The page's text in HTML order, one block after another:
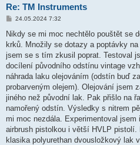
Re: TM Instruments
P
í
p
ě
e
k
24.05.2024 7:32
Nikdy se mi moc nechtělo pouštět se
krků. Množily se dotazy a poptávky
jsem se s tím zkusil poprat. Testoval
docílení původního odstínu vintage
náhrada laku olejováním (odstín buď
probarveným olejem). Olejování jsem
jiného než původní lak. Pak přišlo na
namořený odstín. Výsledky s nitrem
mi moc nezdála. Experimentoval
airbrush pistolkou i větší HVLP
klasika polyurethan dvousložkový lak